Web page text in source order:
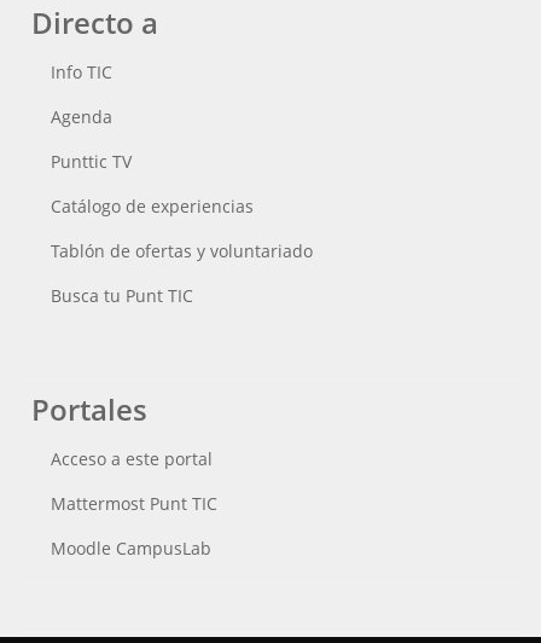
Directo a
Info TIC
Agenda
Punttic TV
Catálogo de experiencias
Tablón de ofertas y voluntariado
Busca tu Punt TIC
Portales
Acceso a este portal
Mattermost Punt TIC
Moodle CampusLab